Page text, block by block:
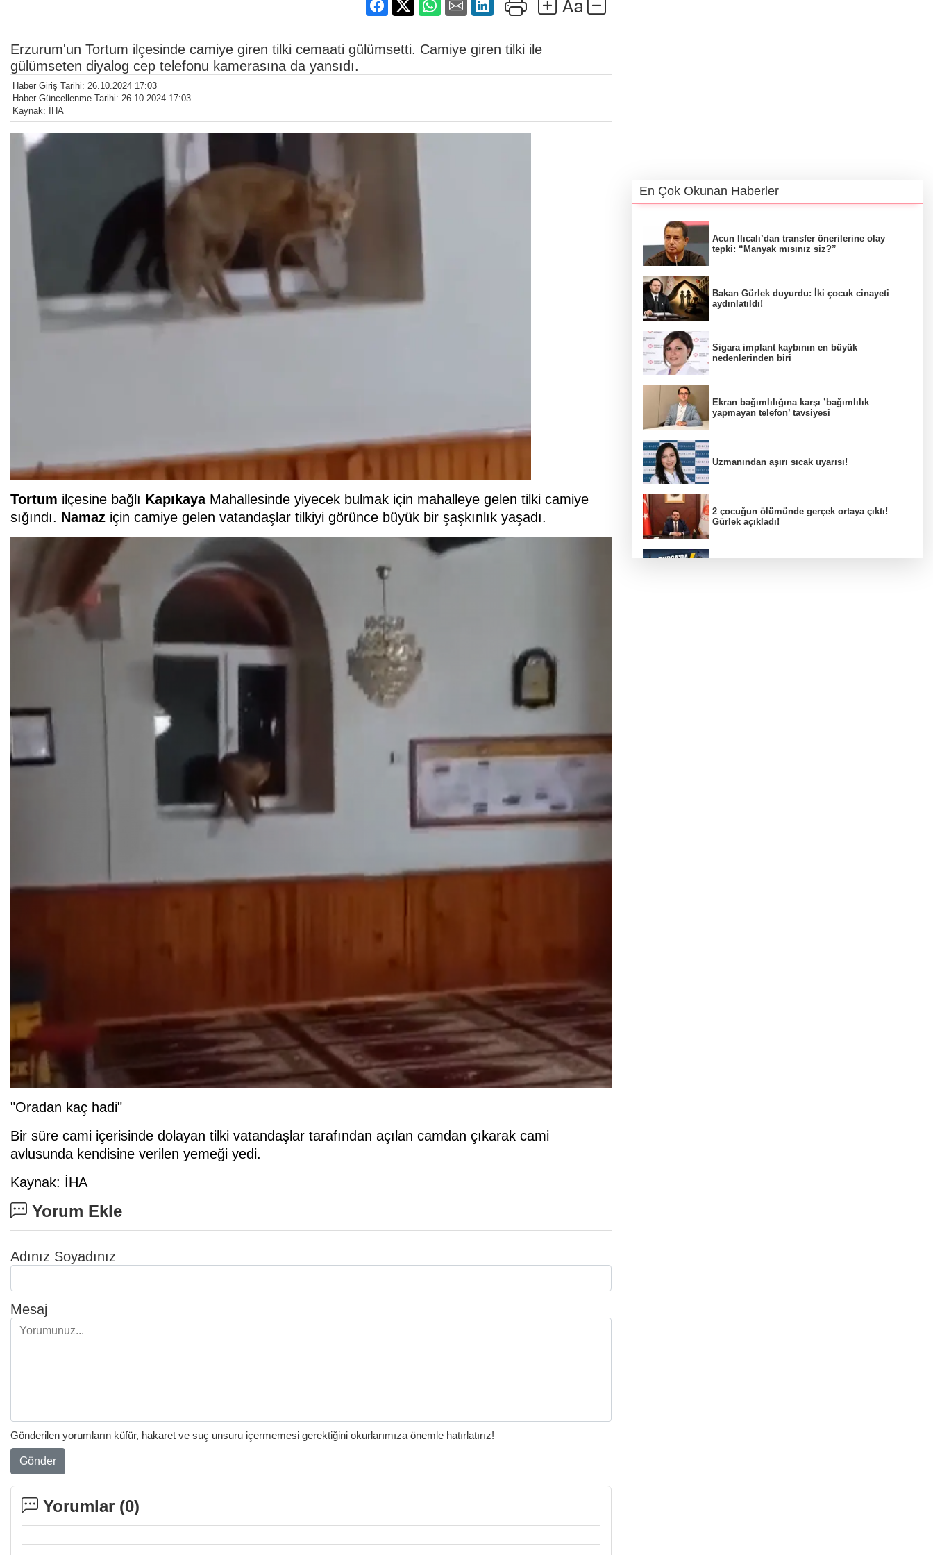
Erzurum'un Tortum ilçesinde camiye giren tilki cemaati gülümsetti. Camiye giren tilki ile
gülümseten diyalog cep telefonu kamerasına da yansıdı.
Haber Giriş Tarihi: 26.10.2024 17:03
Haber Güncellenme Tarihi: 26.10.2024 17:03
Kaynak: İHA
Tortum ilçesine bağlı Kapıkaya Mahallesinde yiyecek bulmak için mahalleye gelen tilki camiye
sığındı. Namaz için camiye gelen vatandaşlar tilkiyi görünce büyük bir şaşkınlık yaşadı.
"Oradan kaç hadi"
Bir süre cami içerisinde dolayan tilki vatandaşlar tarafından açılan camdan çıkarak cami
avlusunda kendisine verilen yemeği yedi.
Kaynak: İHA
Yorum Ekle
Adınız Soyadınız
Mesaj
Gönderilen yorumların küfür, hakaret ve suç unsuru içermemesi gerektiğini okurlarımıza önemle hatırlatırız!
Gönder
Yorumlar (0)
En Çok Okunan Haberler
Acun Ilıcalı’dan transfer önerilerine olay
tepki: “Manyak mısınız siz?”
Bakan Gürlek duyurdu: İki çocuk cinayeti
aydınlatıldı!
Sigara implant kaybının en büyük
nedenlerinden biri
Ekran bağımlılığına karşı ’bağımlılık
yapmayan telefon’ tavsiyesi
Uzmanından aşırı sıcak uyarısı!
2 çocuğun ölümünde gerçek ortaya çıktı!
Gürlek açıkladı!